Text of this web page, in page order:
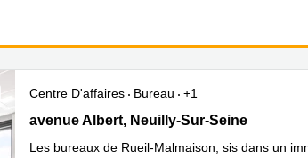
Centre D'affaires Bureau
+1
104 avenue Albert 1er, Neuilly-Sur-Seine
avenue Albert, Neuilly-Sur-Seine
Les bureaux de Rueil-Malmaison, sis dans un